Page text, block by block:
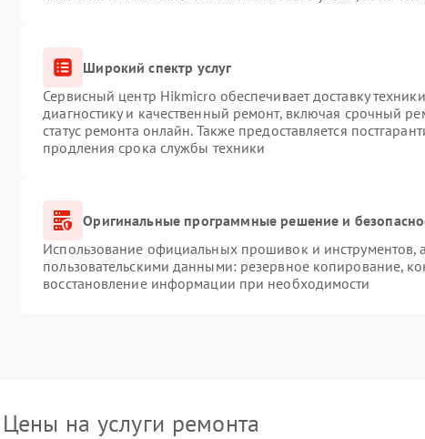
Широкий спектр услуг
Сервисный центр Hikmicro обеспечивает доставку
диагностику и качественный ремонт, включая срочный
статус ремонта онлайн. Также предоставляется
продления срока службы техники
Оригинальные программные решение и
Использование официальных прошивок и инструментов,
пользовательскими данными: резервное копирование,
восстановление информации при необходимости
Цены на услуги ремонта